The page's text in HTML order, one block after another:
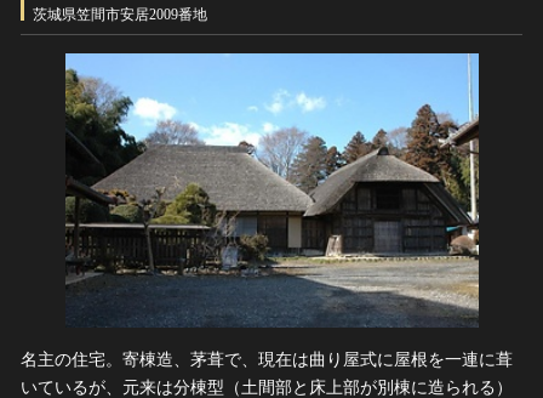
茨城県笠間市安居2009番地
名主の住宅。寄棟造、茅葺で、現在は曲り屋式に屋根を一連に葺
いているが、元来は分棟型（土間部と床上部が別棟に造られる）